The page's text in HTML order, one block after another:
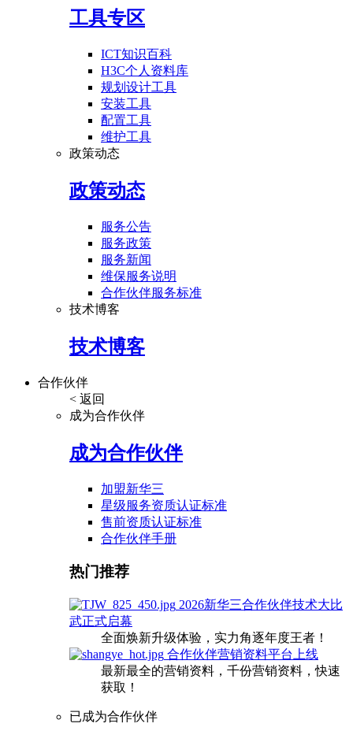
工具专区
ICT知识百科
H3C个人资料库
规划设计工具
安装工具
配置工具
维护工具
政策动态
政策动态
服务公告
服务政策
服务新闻
维保服务说明
合作伙伴服务标准
技术博客
技术博客
合作伙伴
< 返回
成为合作伙伴
成为合作伙伴
加盟新华三
星级服务资质认证标准
售前资质认证标准
合作伙伴手册
热门推荐
2026新华三合作伙伴技术大比
武正式启幕
全面焕新升级体验，实力角逐年度王者！
合作伙伴营销资料平台上线
最新最全的营销资料，千份营销资料，快速
获取！
已成为合作伙伴